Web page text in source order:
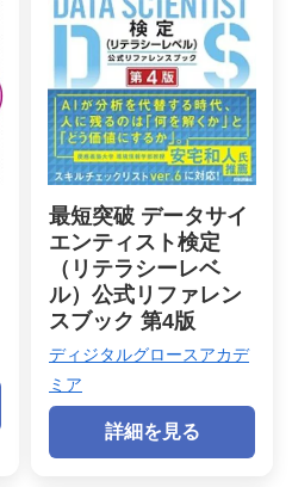
最短突破 データサイ
エンティスト検定
（リテラシーレベ
ル）公式リファレン
スブック 第4版
ディジタルグロースアカデ
ミア
詳細を見る